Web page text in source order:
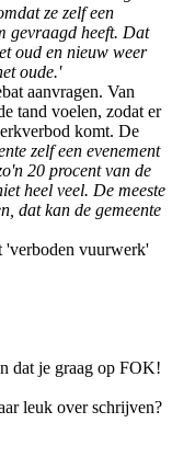
ze zelf een
gevraagd heeft. Dat
oud en nieuw weer
oude.'
aanvragen. Van
tand voelen, zodat er
komt. De
zelf een evenement
20 procent van de
heel veel. De meeste
dat kan de gemeente
'verboden vuurwerk'
dat je graag op FOK!
leuk over schrijven?